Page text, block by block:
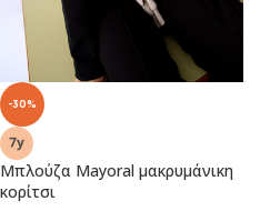
-30%
Μπλούζα Mayoral μακρυμάνικη
κορίτσι